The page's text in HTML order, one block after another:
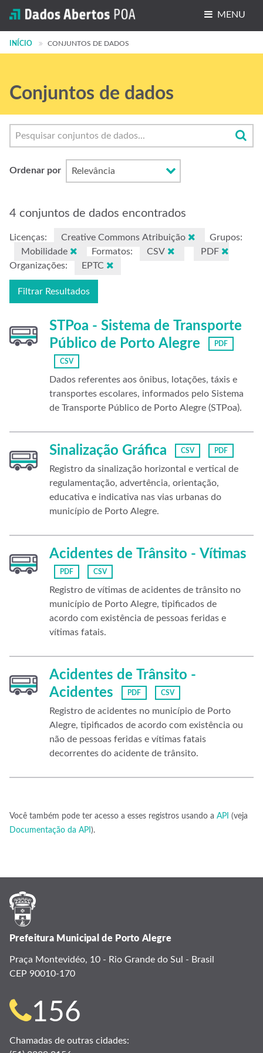
MENU
Conjuntos de dados
Grupos
Sobre
INÍCIO CONJUNTOS DE DADOS
Conjuntos de dados
Ordenar por
4 conjuntos de dados encontrados
Licenças: Creative Commons Atribuição
Grupos:
Mobilidade
Formatos: CSV
PDF
Organizações:
EPTC
Filtrar Resultados
STPoa - Sistema de Transporte
Público de Porto Alegre
PDF
CSV
Dados referentes aos ônibus, lotações, táxis e
transportes escolares, informados pelo Sistema
de Transporte Público de Porto Alegre (STPoa).
Sinalização Gráfica CSV PDF
Registro da sinalização horizontal e vertical de
regulamentação, advertência, orientação,
educativa e indicativa nas vias urbanas do
município de Porto Alegre.
Acidentes de Trânsito - Vítimas
PDF CSV
Registro de vítimas de acidentes de trânsito no
município de Porto Alegre, tipificados de
acordo com existência de pessoas feridas e
vítimas fatais.
Acidentes de Trânsito -
Acidentes
PDF CSV
Registro de acidentes no município de Porto
Alegre, tipificados de acordo com existência ou
não de pessoas feridas e vítimas fatais
decorrentes do acidente de trânsito.
Você também pode ter acesso a esses registros usando a API (veja
Documentação da API ).
Prefeitura Municipal de Porto Alegre
Praça Montevidéo, 10 - Rio Grande do Sul - Brasil
CEP 90010-170
Telefone
para
156
Chamadas de outras cidades: